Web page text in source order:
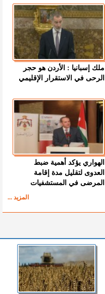
ملك إسبانيا : الأردن هو حجر
الرحى في الاستقرار الإقليمي
الهواري يؤكد أهمية ضبط
العدوى لتقليل مدة إقامة
المرضى في المستشفيات
المزيد ...